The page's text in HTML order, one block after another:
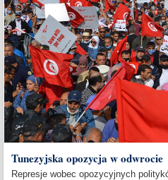
Tunezyjska opozycja w odwrocie
Represje wobec opozycyjnych